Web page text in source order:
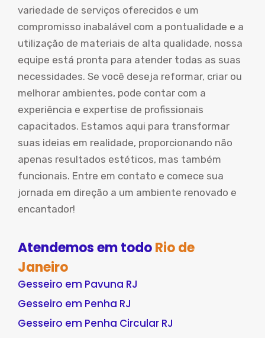
variedade de serviços oferecidos e um
compromisso inabalável com a pontualidade e a
utilização de materiais de alta qualidade, nossa
equipe está pronta para atender todas as suas
necessidades. Se você deseja reformar, criar ou
melhorar ambientes, pode contar com a
experiência e expertise de profissionais
capacitados. Estamos aqui para transformar
suas ideias em realidade, proporcionando não
apenas resultados estéticos, mas também
funcionais. Entre em contato e comece sua
jornada em direção a um ambiente renovado e
encantador!
Atendemos em todoRio de
Janeiro
Gesseiro em Pavuna RJ
Gesseiro em Penha RJ
Gesseiro em Penha Circular RJ